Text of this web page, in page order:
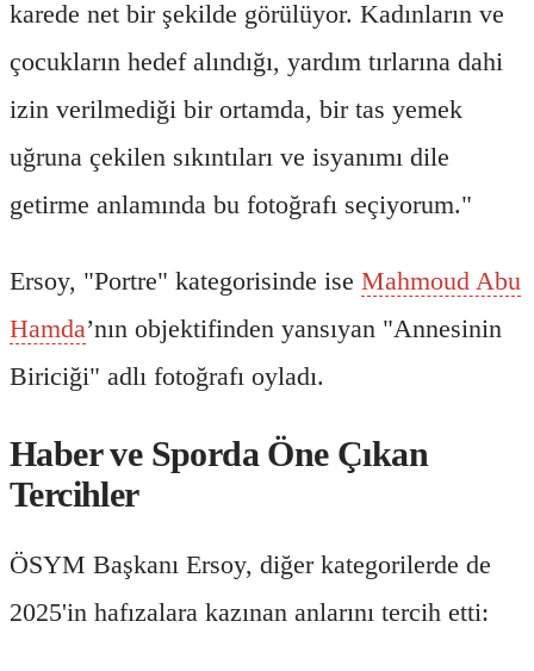
karede net bir şekilde görülüyor. Kadınların ve
çocukların hedef alındığı, yardım tırlarına dahi
izin verilmediği bir ortamda, bir tas yemek
uğruna çekilen sıkıntıları ve isyanımı dile
getirme anlamında bu fotoğrafı seçiyorum."
Ersoy, "Portre" kategorisinde ise Mahmoud Abu
Hamda’nın objektifinden yansıyan "Annesinin
Biriciği" adlı fotoğrafı oyladı.
Haber ve Sporda Öne Çıkan
Tercihler
ÖSYM Başkanı Ersoy, diğer kategorilerde de
2025'in hafızalara kazınan anlarını tercih etti: